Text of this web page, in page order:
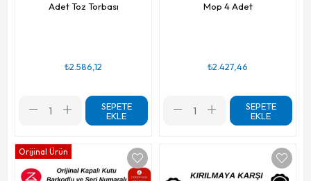
Adet Toz Torbası
₺2.586,12
SEPETE
EKLE
Mop 4 Adet
₺2.427,46
SEPETE
EKLE
Orijinal Ürün